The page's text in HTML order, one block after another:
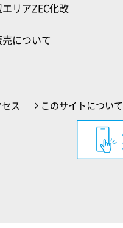
リアZEC化改
について
ス このサイトについて